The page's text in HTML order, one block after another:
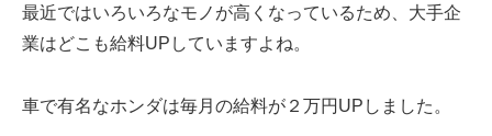
最近ではいろいろなモノが高くなっているため、大手企
業はどこも給料UPしていますよね。
車で有名なホンダは毎月の給料が２万円UPしました。